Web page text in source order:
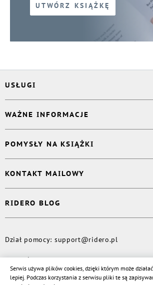
UTWÓRZ KSIĄŻKĘ
USŁUGI
Korektor
Projektant okładki
Druk Twojej książki
Publikacja
WAŻNE INFORMACJE
Książki Ridero
Pomoc
Polityka prywatności
POMYSŁY NA KSIĄŻKI
Dzienniczek malucha
Książka eksperta
Wydaj tomik poezji
KONTAKT MAILOWY
Kontakt dla mediów
RIDERO BLOG
Więcej
© Rideró, 2013—2026
Dział pomocy: support@ridero.pl
Serwis używa plików cookies, dzięki którym może działać
lepiej. Podczas korzystania z serwisu pliki te są